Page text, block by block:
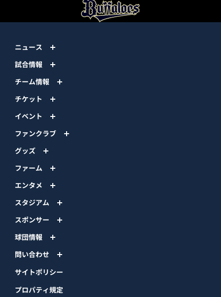
ニュース
試合情報
チーム情報
チケット
イベント
ファンクラブ
グッズ
ファーム
エンタメ
スタジアム
スポンサー
球団情報
問い合わせ
サイトポリシー
プロパティ規定